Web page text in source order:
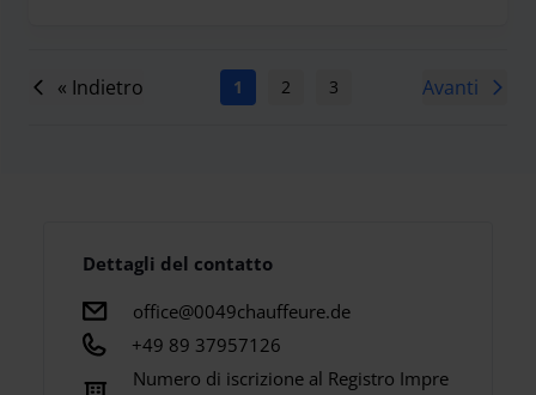
« Indietro 1 2 3 5 6
Avanti
Dettagli del contatto
office@0049chauffeure.de
+49 89 37957126
Numero di iscrizione al Registro Impre